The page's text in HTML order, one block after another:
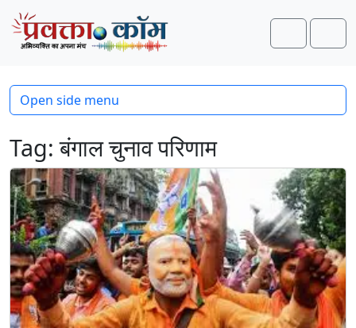
Skip to content
Skip to footer
Search
Tag:बंगाल चुनाव परिणाम
Open side menu